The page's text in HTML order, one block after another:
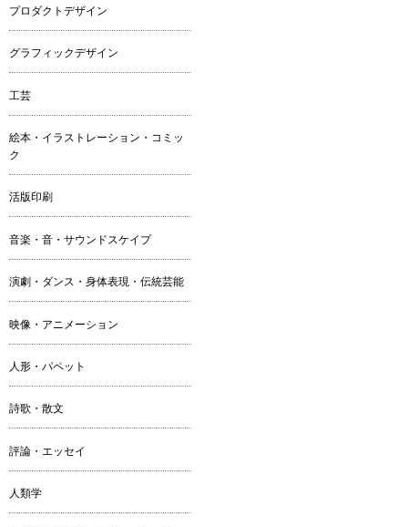
プロダクトデザイン
グラフィックデザイン
工芸
絵本・イラストレーション・コミッ
ク
活版印刷
音楽・音・サウンドスケイプ
演劇・ダンス・身体表現・伝統芸能
映像・アニメーション
人形・パペット
詩歌・散文
評論・エッセイ
人類学